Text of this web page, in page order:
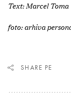
Text: Marcel Toma
foto: arhiva
SHARE PE